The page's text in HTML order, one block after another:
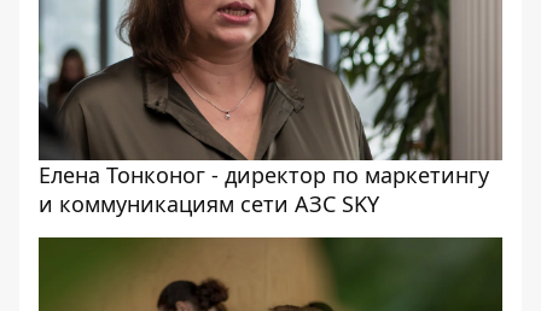
Елена Тонконог - директор по маркетингу
и коммуникациям сети АЗС SKY